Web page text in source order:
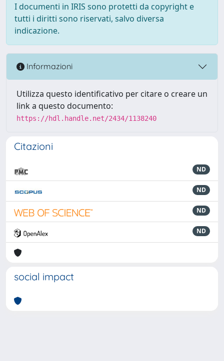
I documenti in IRIS sono protetti da copyright e
tutti i diritti sono riservati, salvo diversa
indicazione.
Informazioni
Utilizza questo identificativo per citare o creare un
link a questo documento:
https://hdl.handle.net/2434/1138240
Citazioni
ND
ND
ND
ND
social impact